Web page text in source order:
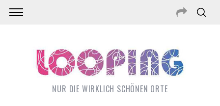
NUR DIE WIRKLICH SCHÖNEN ORTE